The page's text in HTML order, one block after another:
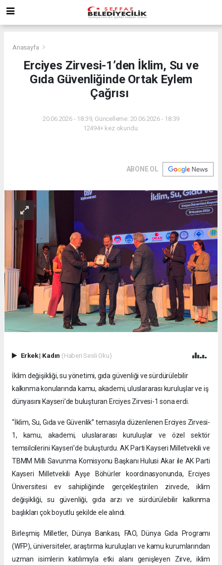
Anasayfa
Erciyes Zirvesi-1’den İklim, Su ve
Gıda Güvenliğinde Ortak Eylem
Çağrısı
20.06.2026 - 18:39, Güncelleme: 20.06.2026 - 18:39
12494+ kez okundu.
ABONE OL
Erkek| Kadın (Haberi Sesli Oku)
İklim değişikliği, su yönetimi, gıda güvenliği ve sürdürülebilir
kalkınma konularında kamu, akademi, uluslararası kuruluşlar ve iş
dünyasını Kayseri’de buluşturan Erciyes Zirvesi-1 sona erdi.
“İklim, Su, Gıda ve Güvenlik” temasıyla düzenlenen Erciyes Zirvesi-
1, kamu, akademi, uluslararası kuruluşlar ve özel sektör
temsilcilerini Kayseri’de buluşturdu. AK Parti Kayseri Milletvekili ve
TBMM Milli Savunma Komisyonu Başkanı Hulusi Akar ile AK Parti
Kayseri Milletvekili Ayşe Böhürler koordinasyonunda, Erciyes
Üniversitesi ev sahipliğinde gerçekleştirilen zirvede, iklim
değişikliği, su güvenliği, gıda arzı ve sürdürülebilir kalkınma
başlıkları çok boyutlu şekilde ele alındı.
Birleşmiş Milletler, Dünya Bankası, FAO, Dünya Gıda Programı
(WFP), üniversiteler, araştırma kuruluşları ve kamu kurumlarından
uzman isimlerin katılımıyla etki alanı genişleyen Zirve, iklim